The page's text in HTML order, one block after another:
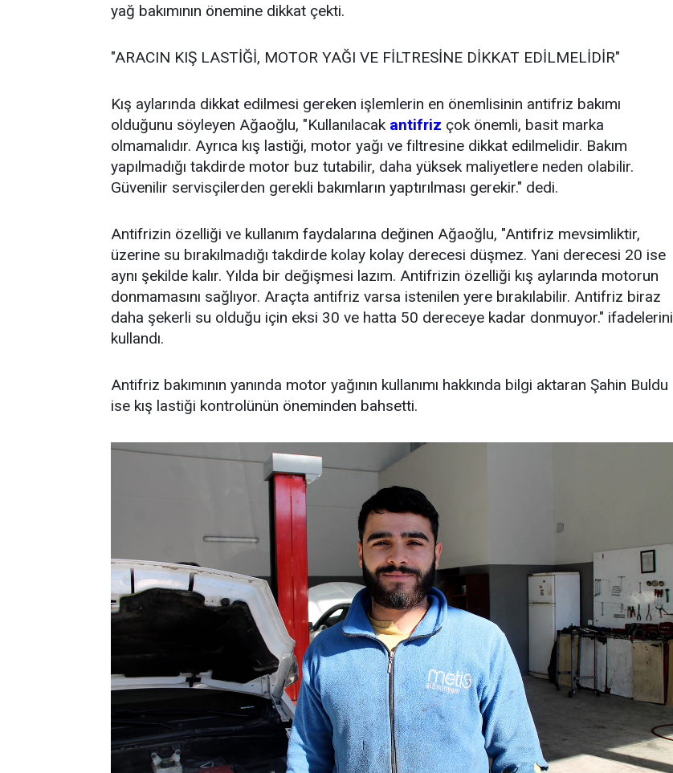
yağ bakımının önemine dikkat çekti.
"ARACIN KIŞ LASTİĞİ, MOTOR YAĞI VE FİLTRESİNE DİKKAT EDİLMELİDİR"
Kış aylarında dikkat edilmesi gereken işlemlerin en önemlisinin antifriz bakımı
olduğunu söyleyen Ağaoğlu, "Kullanılacak antifriz çok önemli, basit marka
olmamalıdır. Ayrıca kış lastiği, motor yağı ve filtresine dikkat edilmelidir. Bakım
yapılmadığı takdirde motor buz tutabilir, daha yüksek maliyetlere neden olabilir.
Güvenilir servisçilerden gerekli bakımların yaptırılması gerekir." dedi.
Antifrizin özelliği ve kullanım faydalarına değinen Ağaoğlu, "Antifriz mevsimliktir,
üzerine su bırakılmadığı takdirde kolay kolay derecesi düşmez. Yani derecesi 20 ise
aynı şekilde kalır. Yılda bir değişmesi lazım. Antifrizin özelliği kış aylarında motorun
donmamasını sağlıyor. Araçta antifriz varsa istenilen yere bırakılabilir. Antifriz biraz
daha şekerli su olduğu için eksi 30 ve hatta 50 dereceye kadar donmuyor." ifadelerini
kullandı.
Antifriz bakımının yanında motor yağının kullanımı hakkında bilgi aktaran Şahin Buldu
ise kış lastiği kontrolünün öneminden bahsetti.